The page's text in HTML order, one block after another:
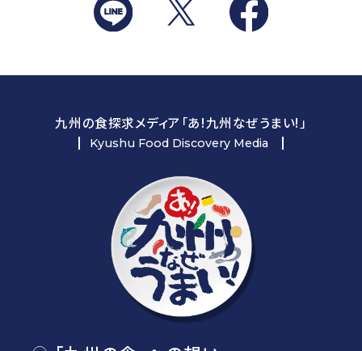
九州の食探求メディア「あ!九州なぜうまい!」
Kyushu Food Discovery Media